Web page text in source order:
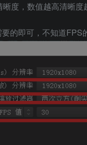
度，数值越高清晰度
的即可，不知道FPS